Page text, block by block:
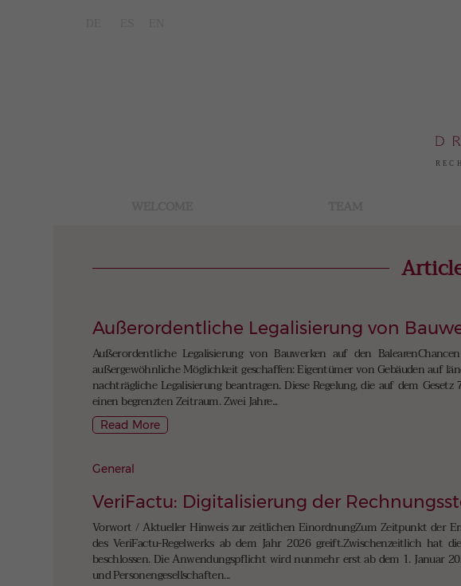
Außerordentliche Legalisierung von
Außerordentliche Legalisierung von Bauwerken auf den
außergewöhnliche Möglichkeit geschaffen: Eigentümer von Gebäuden auf
nachträgliche Legalisierung beantragen. Diese Regelung, die auf dem
einen begrenzten Zeitraum. Zwei Jahre...
Read More
General
VeriFactu: Digitalisierung der
Vorwort / Aktueller Hinweis zur zeitlichen EinordnungZum Zeitpunkt der
des VeriFactu-Regelwerks ab dem Jahr 2026 greift.Zwischenzeitlich hat
beschlossen. Die Anwendungspflicht wird nunmehr erst ab dem 1. Januar
und Personengesellschaften...